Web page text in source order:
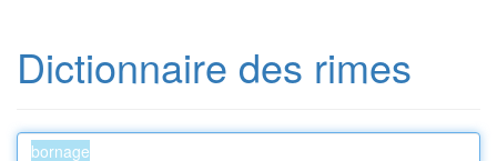
Dictionnaire des rimes